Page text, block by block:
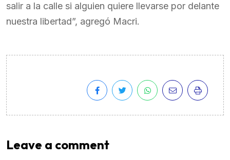
salir a la calle si alguien quiere llevarse por delante
nuestra libertad”, agregó Macri.
Leave a comment